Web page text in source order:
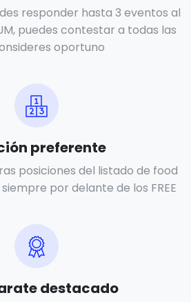
responder hasta 3 eventos al
puedes contestar a todas las
oportuno
preferente
posiciones del listado de food
por delante de los FREE
destacado